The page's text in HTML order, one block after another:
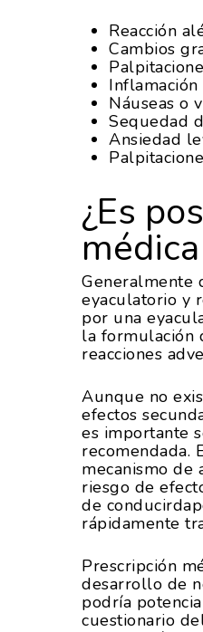
Reacción
Cambios
Náuseas o
Sequedad
Ansiedad
¿Es
Generalmente
eyaculatorio y
por una
la formulación
reacciones
Aunque no
efectos
es importante
recomendada.
mecanismo de
riesgo de
de
rápidamente
Prescripción
desarrollo de
podría
cuestionario